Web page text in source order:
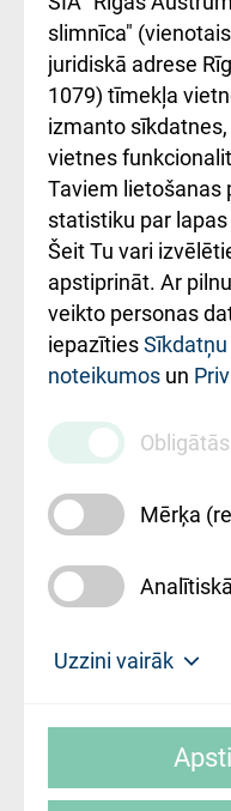
iesniegšanas
kārtība
Kā pie mums
Rēķinu apmaksas
ceļvedis
Rekvizīti un
ārstniecības
iestādes kods
010000234
Maksas
pakalpojumu
cenrādis
slimnīca"
juridiskā adrese
1079) tīmekļa
izmanto
vietnes
Taviem lietošanas
statistiku par
Šeit Tu vari
apstiprināt. Ar
veikto personas
iepazīties
noteikumos un
Mērķa
Uzzini vairāk
slimnīca, turpmāk